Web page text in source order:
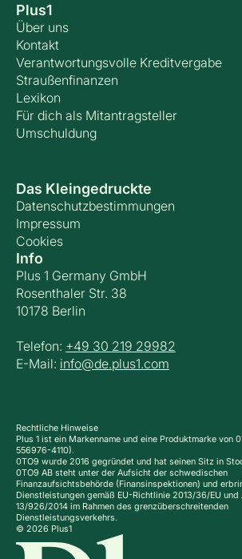
Rechtliche Hinweise
Plus 1 ist ein Markenname und eine Produktmarke von
556976-4110).
0TO9 wurde 2016 gegründet und hat seinen Sitz in
0TO9 AB steht unter der Aufsicht der schwedischen
Finanzaufsichtsbehörde (Finansinspektionen) und
Dienstleistungen gemäß EU-Richtlinie 2013/36/EU und
13/926/2014 im Rahmen des grenzüberschreitenden
Dienstleistungsverkehrs.
© 2026 Plus1
Plus1
Über uns
Kontakt
Verantwortungsvolle Kreditvergabe
Straußenfinanzen
Lexikon
Für dich als Mitantragsteller
Umschuldung
Das Kleingedruckte
Datenschutzbestimmungen
Impressum
Cookies
Info
Plus 1 Germany GmbH
Rosenthaler Str. 38
10178 Berlin
Telefon: +49 30 219 29982
E-Mail: info@de.plus1.com